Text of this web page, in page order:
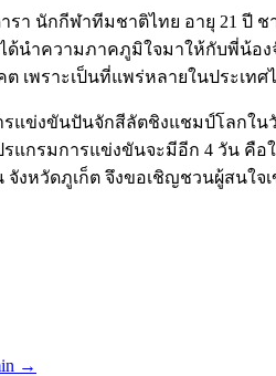
รา นักกีฬาทีมชาติไทย อายุ 21 ปี
ด้นำความภาคภูมิใจมาให้กับพี่น้อ
เพราะเป็นที่แพร่หลายในประเ
รแข่งขันปันจักสีลัตชิงแชมป์โลกใ
แกรมการแข่งขันจะมีอีก 4 วัน คือ
งหวัดภูเก็ต จึงขอเชิญชวนผู้สนใจ
→